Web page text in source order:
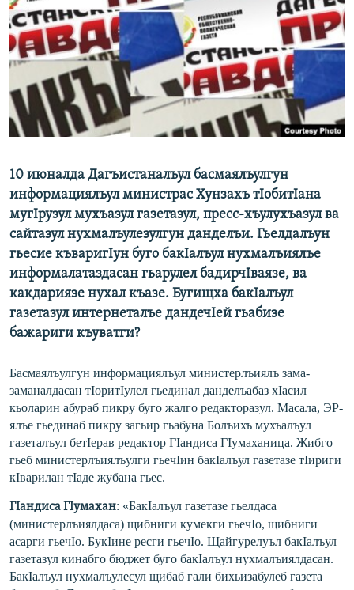
РАСПИСАНИЕ ВЕЩАНИЯ
ПОДПИШИТЕСЬ НА РАССЫЛКУ
СОЦИАЛЬНЫЕ СЕТИ
Все сайты РСЕ/РС
10 июналда Дагъистаналъул басмаялъулгун
информациялъул министрас Хунзахъ тIобитIана
мугIрузул мухъазул газетазул, пресс-хъулухъазул ва
сайтазул нухмалъулезулгун данделъи. Гьелдалъун
гьесие къваригIун буго бакIалъул нухмалъиялъе
информалатаздасан гьарулел бадирчIваязе, ва
какдариязе нухал къазе. Бугищха бакIалъул
газетазул интернеталъе дандечIей гьабизе
бажариги къуватги?
Басмаялъулгун информациялъул министерлъиялъ зама-
заманалдасан тIоритIулел гьединал данделъабаз хIасил
кьоларин абураб пикру буго жалго редакторазул. Масала, ЭР-
ялъе гьединаб пикру загьир гьабуна Болъихъ мухъалъул
газеталъул бетIерав редактор ГIандиса ГIумаханица. Жибго
гьеб министерлъиялъулги гьечIин бакIалъул газетазе тIириги
кIварилан тIаде жубана гьес.
ГIандиса ГIумахан: «БакIалъул газетазе гьелдаса
(министерлъиялдаса) щибниги кумекги гьечIо, щибниги
асарги гьечIо. БукIине ресги гьечIо. Щайгурелуъл бакIалъул
газетазул кинабго бюджет буго бакIалъул нухмалъиялдасан.
БакIалъул нухмалъулесул щибаб гали бихьизабулеб газета